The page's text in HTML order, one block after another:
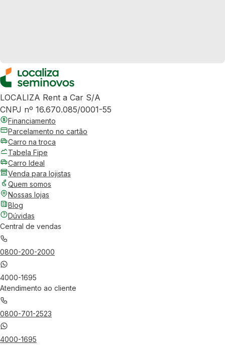
LOCALIZA Rent a Car S/A
CNPJ nº 16.670.085/0001-55
Financiamento
Parcelamento no cartão
Carro na troca
Tabela Fipe
Carro Ideal
Venda para lojistas
Quem somos
Nossas lojas
Blog
Dúvidas
Central de vendas
0800-200-2000
4000-1695
Atendimento ao cliente
0800-701-2523
4000-1695